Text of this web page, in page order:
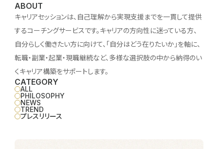
ABOUT
キャリアセッションは、自己理解から実現支援までを一貫して提供
するコーチングサービスです。キャリアの方向性に迷っている方、
自分らしく働きたい方に向けて、「自分はどう在りたいか」を軸に、
転職・副業・起業・現職継続など、多様な選択肢の中から納得のい
くキャリア構築をサポートします。
CATEGORY
ALL
PHILOSOPHY
NEWS
TREND
プレスリリース